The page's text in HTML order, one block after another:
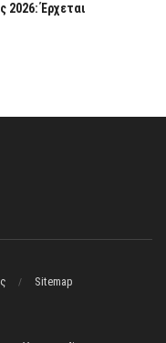
2026: Έρχεται
Sitemap